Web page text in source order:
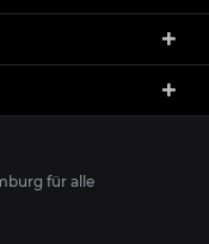
für alle